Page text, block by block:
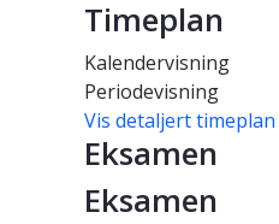
Timeplan
Kalendervisning
Periodevisning
Vis detaljert timeplan
Eksamen
Eksamen